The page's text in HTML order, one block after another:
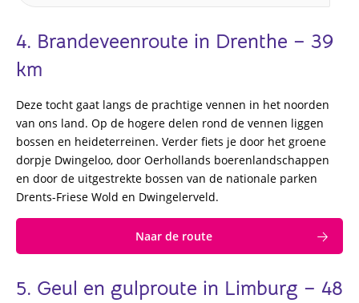
4. Brandeveenroute in Drenthe – 39
km
Deze tocht gaat langs de prachtige vennen in het noorden
van ons land. Op de hogere delen rond de vennen liggen
bossen en heideterreinen. Verder fiets je door het groene
dorpje Dwingeloo, door Oerhollands boerenlandschappen
en door de uitgestrekte bossen van de nationale parken
Drents-Friese Wold en Dwingelerveld.
Naar de route
5. Geul en gulproute in Limburg – 48